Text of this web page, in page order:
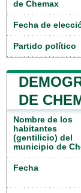
de Chemax
Fecha de
Partido político
DE
Nombre de los
habitantes
(gentilicio) del
municipio de
Fecha